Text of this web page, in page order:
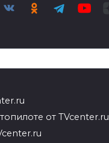
от TVcenter.ru